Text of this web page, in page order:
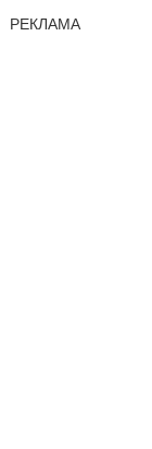
РЕКЛАМА